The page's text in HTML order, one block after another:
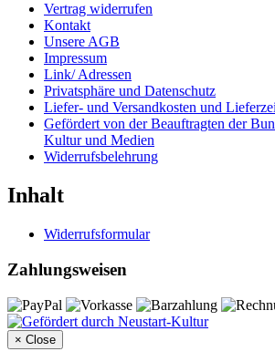
Vertrag widerrufen
Kontakt
Unsere AGB
Impressum
Link/ Adressen
Privatsphäre und Datenschutz
Liefer- und Versandkosten und
Gefördert von der Beauftragten der
Kultur und Medien
Widerrufsbelehrung
Inhalt
Widerrufsformular
Zahlungsweisen
× Close